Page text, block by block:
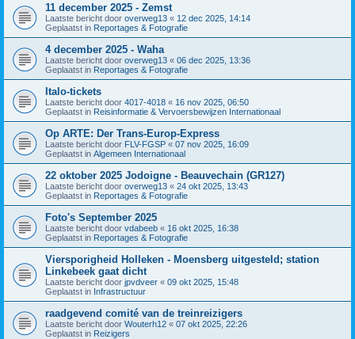
11 december 2025 - Zemst
Laatste bericht door overweg13 « 12 dec 2025, 14:14
Geplaatst in Reportages & Fotografie
4 december 2025 - Waha
Laatste bericht door overweg13 « 06 dec 2025, 13:36
Geplaatst in Reportages & Fotografie
Italo-tickets
Laatste bericht door 4017-4018 « 16 nov 2025, 06:50
Geplaatst in Reisinformatie & Vervoersbewijzen Internationaal
Op ARTE: Der Trans-Europ-Express
Laatste bericht door FLV-FGSP « 07 nov 2025, 16:09
Geplaatst in Algemeen Internationaal
22 oktober 2025 Jodoigne - Beauvechain (GR127)
Laatste bericht door overweg13 « 24 okt 2025, 13:43
Geplaatst in Reportages & Fotografie
Foto's September 2025
Laatste bericht door vdabeeb « 16 okt 2025, 16:38
Geplaatst in Reportages & Fotografie
Viersporigheid Holleken - Moensberg uitgesteld; station
Linkebeek gaat dicht
Laatste bericht door jpvdveer « 09 okt 2025, 15:48
Geplaatst in Infrastructuur
raadgevend comité van de treinreizigers
Laatste bericht door Wouterh12 « 07 okt 2025, 22:26
Geplaatst in Reizigers